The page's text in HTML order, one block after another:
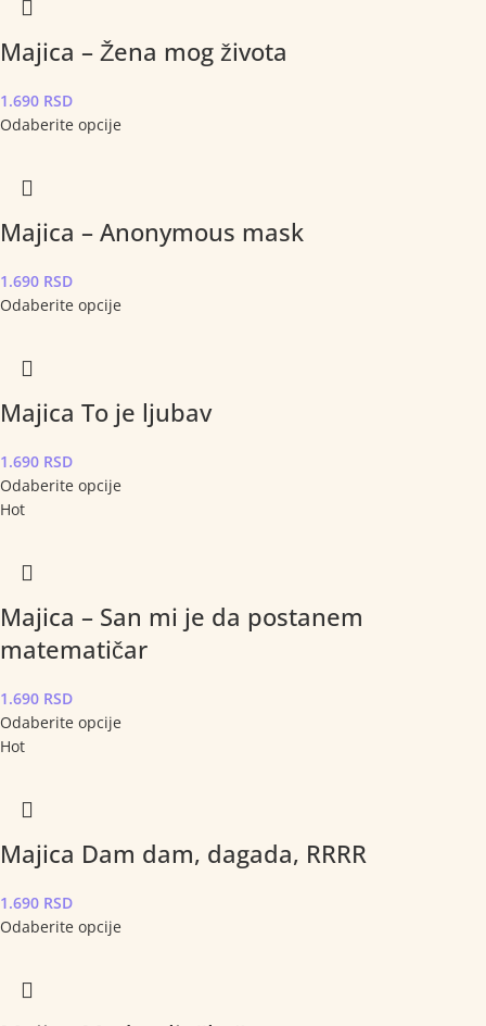
Majica – Žena mog života
1.690 RSD
Odaberite opcije
Majica – Anonymous mask
1.690 RSD
Odaberite opcije
Majica To je ljubav
1.690 RSD
Odaberite opcije
Hot
Majica – San mi je da postanem
matematičar
1.690 RSD
Odaberite opcije
Hot
Majica Dam dam, dagada, RRRR
1.690 RSD
Odaberite opcije